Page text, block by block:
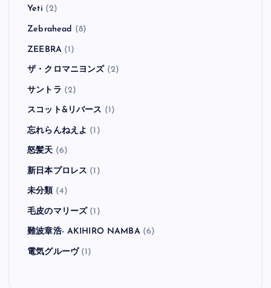
Yeti (2)
Zebrahead (8)
ZEEBRA(1)
ザ・クロマニヨンズ (2)
サントラ (2)
スコット&リバース (1)
忘れらんねえよ (1)
怒髪天 (6)
新日本プロレス (1)
未分類 (4)
毛皮のマリーズ (1)
難波章浩- AKIHIRO NAMBA(6)
電気グルーヴ(1)